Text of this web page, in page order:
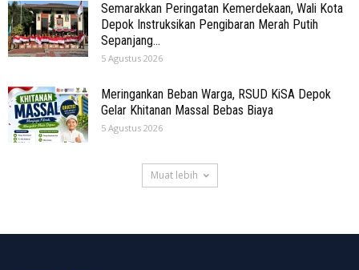
Semarakkan Peringatan Kemerdekaan, Wali Kota
Depok Instruksikan Pengibaran Merah Putih
Sepanjang...
5 Agustus 2026
Meringankan Beban Warga, RSUD KiSA Depok
Gelar Khitanan Massal Bebas Biaya
5 Agustus 2026
Muat lebih